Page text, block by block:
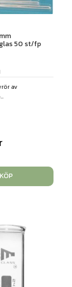
50 st/fp
av
KÖP